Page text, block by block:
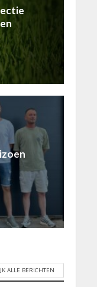
ALLE BERICHTEN